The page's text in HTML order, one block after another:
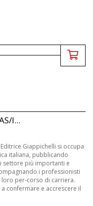
I...
Giappichelli si occupa
italiana, pubblicando
settore più importanti e
i professionisti
loro per-corso di carriera.
confermare e accrescere il